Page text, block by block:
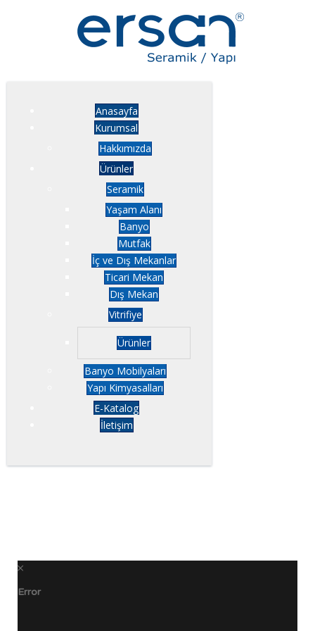
Anasayfa
Kurumsal
Hakkımızda
Ürünler
Seramik
Yaşam Alanı
Banyo
Mutfak
İç ve Dış Mekanlar
Ticari Mekan
Dış Mekan
Vitrifiye
Ürünler
Banyo Mobilyaları
Yapı Kimyasalları
E-Katalog
İletişim
Error